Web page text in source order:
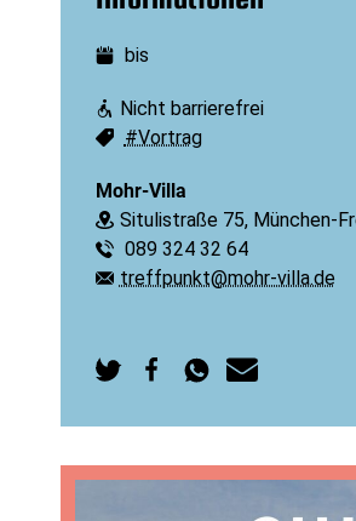
Datum:
bis
Barrierefreiheit:
Nicht barrierefrei
Schlagworte:
#Vortrag
Mohr-Villa
Ort:
Situlistraße 75, München-
Telefon:
089 324 32 64
E-Mail:
treffpunkt@mohr-villa.de
Twitter
teilen
Facebook
teilen
WhatsApp
senden
E-
Mail